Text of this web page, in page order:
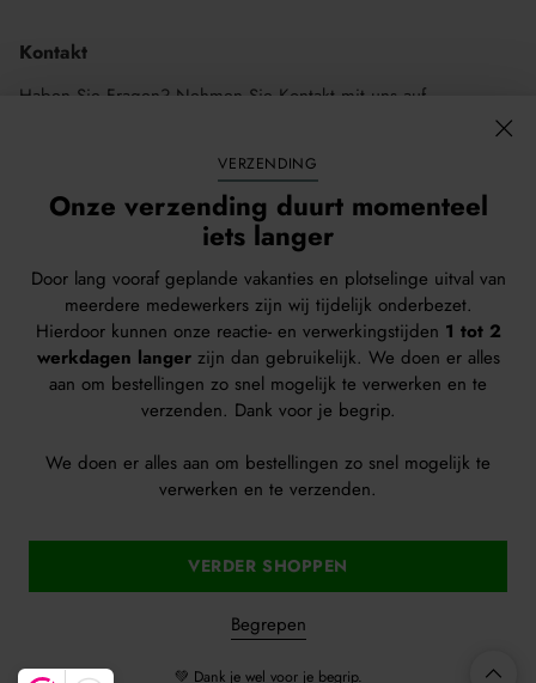
VERZENDING
Onze verzending duurt momenteel
iets langer
Door lang vooraf geplande vakanties en plotselinge uitval van
meerdere medewerkers zijn wij tijdelijk onderbezet.
Hierdoor kunnen onze reactie- en verwerkingstijden 1 tot 2
werkdagen langerzijn dan gebruikelijk. We doen er alles
aan om bestellingen zo snel mogelijk te verwerken en te
verzenden. Dank voor je begrip.
We doen er alles aan om bestellingen zo snel mogelijk te
verwerken en te verzenden.
VERDER SHOPPEN
Begrepen
💚 Dank je wel voor je begrip.
Kontakt
Haben Sie Fragen? Nehmen Sie Kontakt mit uns auf.
WhatsApp
info@gemusegartenshop.de
Argonweg 26C, 3812RB, Amersfoort, Niederlande
Folgen Sie uns